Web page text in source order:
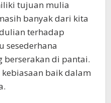
tujuan mulia
banyak dari kita
terhadap
sesederhana
berserakan di pantai.
baik dalam